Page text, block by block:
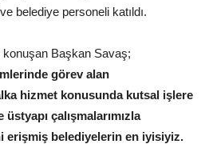
belediye personeli katıldı.
Başkan Savaş;
görev alan
hizmet konusunda kutsal işlere
çalışmalarımızla
erişmiş belediyelerin en iyisiyiz.